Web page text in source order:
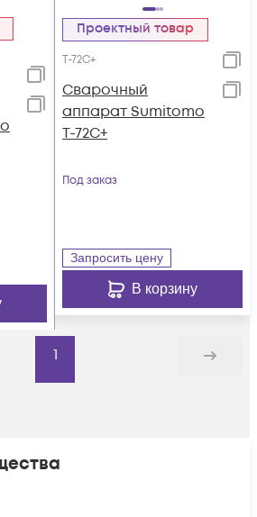
Проектный товар
T-72C+
Cварочный
аппарат Sumitomo
T-72C+
Под заказ
Запросить цену
В корзину
1
Дальше